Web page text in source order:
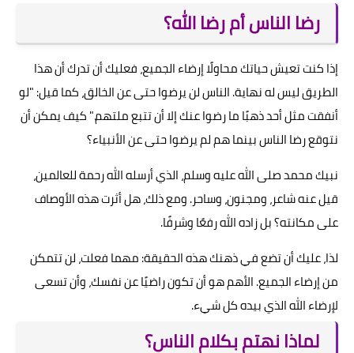
رضا الناس أم رضا الله؟
إذا كنت تعيش حياتك محاولًا إرضاء الجميع، فعليك أن تدرك أن هذا
الطريق ليس له نهاية. الناس لن يرضوا حتى عن الخالق، كما قيل: "لو
أنفقت مثل أحد ذهبًا ما رضوا عنك إلا أن تتبع ملتهم." كيف يمكن أن
نتوقع رضا الناس بينما هم لم يرضوا حتى عن الأنبياء؟
نبيك محمد صلى الله عليه وسلم، الذي أرسله الله رحمة للعالمين،
قيل عنه شاعر، ومجنون، وساحر. ومع ذلك، هل أثرت هذه الأوصاف
على مكانته؟ بل زاده الله رفعًا وشرفًا.
لذا، عليك أن تضع في ذهنك هذه الحقيقة: مهما فعلت، لن تتمكن
من إرضاء الجميع. الأهم هو أن تكون راضيًا عن نفسك، وأن تسعى
لإرضاء الله الذي بيده كل شيء.
لماذا نهتم بكلام الناس؟